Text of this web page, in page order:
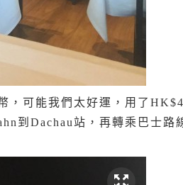
，可能我們太好運，用了
到Dachau站，再轉乘巴士路